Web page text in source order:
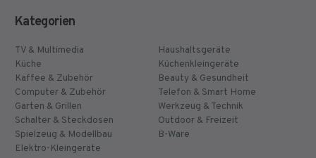
Kategorien
TV & Multimedia
Haushaltsgeräte
Küche
Küchenkleingeräte
Kaffee & Zubehör
Beauty & Gesundheit
Computer & Zubehör
Telefon & Smart Home
Garten & Grillen
Werkzeug & Technik
Schalter & Steckdosen
Outdoor & Freizeit
Spielzeug & Modellbau
B-Ware
Elektro-Kleingeräte